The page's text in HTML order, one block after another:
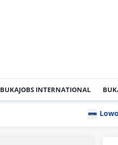
BUKAJOBS INTERNATIONAL
Lowongan Kerja